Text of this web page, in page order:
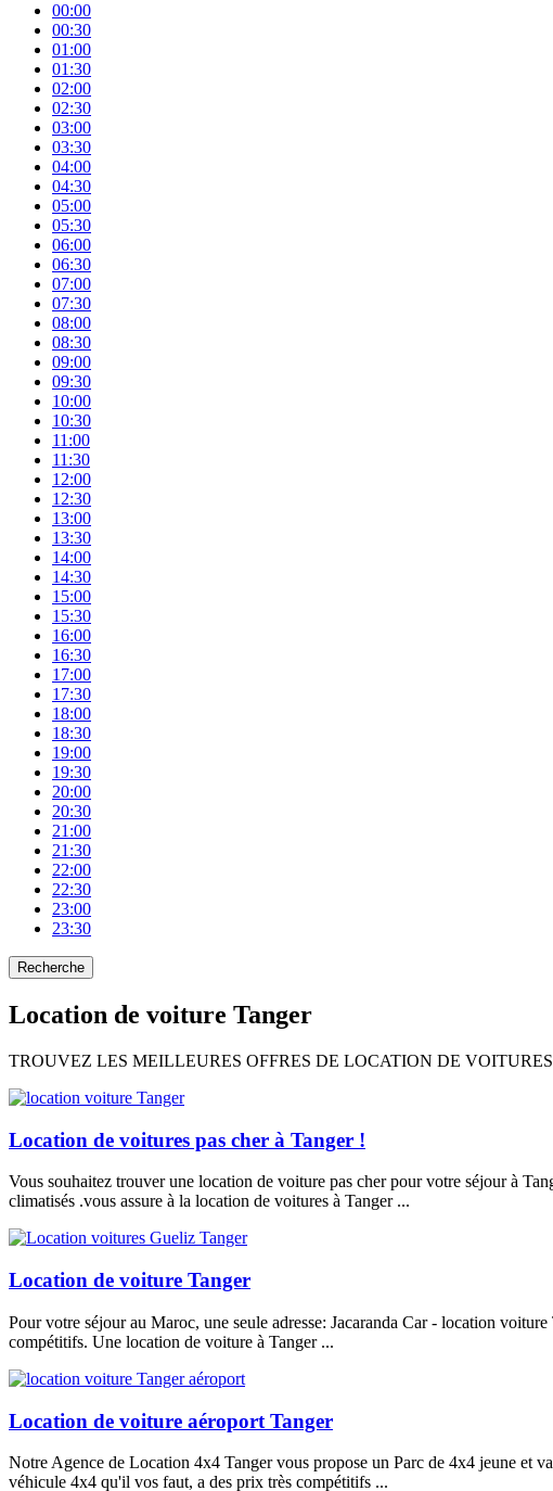
00:00
00:30
01:00
01:30
02:00
02:30
03:00
03:30
04:00
04:30
05:00
05:30
06:00
06:30
07:00
07:30
08:00
08:30
09:00
09:30
10:00
10:30
11:00
11:30
12:00
12:30
13:00
13:30
14:00
14:30
15:00
15:30
16:00
16:30
17:00
17:30
18:00
18:30
19:00
19:30
20:00
20:30
21:00
21:30
22:00
22:30
23:00
23:30
Recherche
Location de voiture Tanger
TROUVEZ LES MEILLEURES OFFRES DE LOCATION DE
Location de voitures pas cher à Tanger !
Vous souhaitez trouver une location de voiture pas cher pour votre séjour à
climatisés .vous assure à la location de voitures à Tanger ...
Location de voiture Tanger
Pour votre séjour au Maroc, une seule adresse: Jacaranda Car - location
compétitifs. Une location de voiture à Tanger ...
Location de voiture aéroport Tanger
Notre Agence de Location 4x4 Tanger vous propose un Parc de 4x4 jeune et
véhicule 4x4 qu'il vos faut, a des prix très compétitifs ...